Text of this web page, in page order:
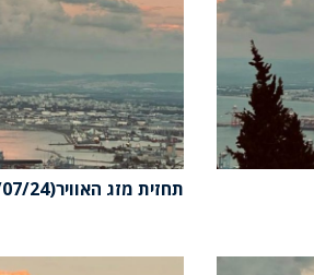
תחזית מזג האוויר(18/07/24): חם מהרגיל והביל בחוף